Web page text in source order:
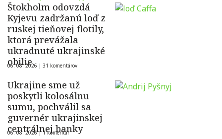
Štokholm odovzdá
Kyjevu zadržanú loď z
ruskej tieňovej flotily,
ktorá prevážala
ukradnuté ukrajinské
obilie
06. 08. 2026 | 31 komentárov
Ukrajine sme už
poskytli kolosálnu
sumu, pochválil sa
guvernér ukrajinskej
centrálnej banky
06. 08. 2026 |1 komentár